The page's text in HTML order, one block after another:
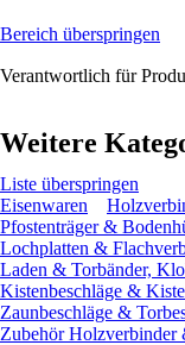
Bereich überspringen
Verantwortlich für
Weitere
Liste überspringen
Eisenwaren
Pfostenträger &
Lochplatten &
Laden & Torbänder,
Kistenbeschläge &
Zaunbeschläge &
Zubehör Holzverbinder